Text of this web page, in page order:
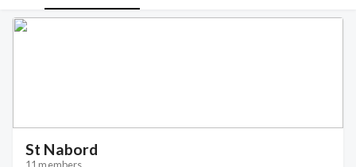
St Nabord